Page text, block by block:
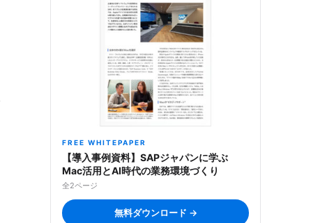
FREE WHITEPAPER
【導入事例資料】SAPジャパンに学ぶ
Mac活用とAI時代の業務環境づくり
全2ページ
無料ダウンロード →